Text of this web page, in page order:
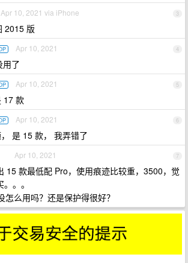
3
Apr 10, 2021 via iPhone
2015 版
4
Apr 10, 2021
用了
5
Apr 10, 2021
17 款
6
Apr 10, 2021
是 15 款， 我弄错了
7
Apr 10, 2021
15 款最低配 Pro，使用痕迹比较重，3500，觉
。。
怎么用吗？还是保护得很好？